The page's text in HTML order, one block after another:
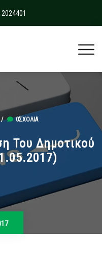
/ 0ΣΧΌΛΙΑ
Του Δημοτικού